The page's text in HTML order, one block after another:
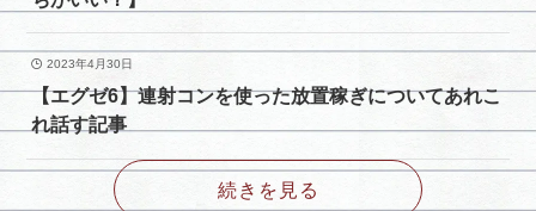
2023年4月30日
【エグゼ6】連射コンを使った放置稼ぎについてあれこ
れ話す記事
続きを見る